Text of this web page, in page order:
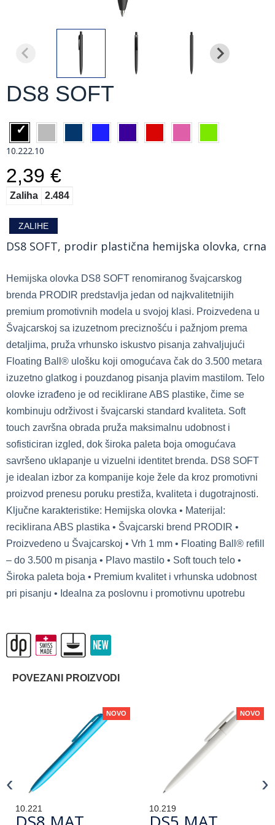
DS8 SOFT
10.222.10
2,39 €
Zaliha 2.484
ZALIHE
DS8 SOFT, prodir plastična hemijska olovka, crna
Hemijska olovka DS8 SOFT renomiranog švajcarskog
brenda PRODIR predstavlja jedan od najkvalitetnijih
premium promotivnih modela u svojoj klasi. Proizvedena u
Švajcarskoj sa izuzetnom preciznošću i pažnjom prema
detaljima, pruža vrhunsko iskustvo pisanja zahvaljujući
Floating Ball® ulošku koji omogućava čak do 3.500 metara
izuzetno glatkog i pouzdanog pisanja plavim mastilom. Telo
olovke izrađeno je od reciklirane ABS plastike, čime se
kombinuju održivost i švajcarski standard kvaliteta. Soft
touch završna obrada pruža maksimalnu udobnost i
sofisticiran izgled, dok široka paleta boja omogućava
savršeno uklapanje u vizuelni identitet brenda. DS8 SOFT
je idealan izbor za kompanije koje žele da kroz promotivni
proizvod prenesu poruku prestiža, kvaliteta i dugotrajnosti.
Ključne karakteristike: Hemijska olovka • Materijal:
reciklirana ABS plastika • Švajcarski brend PRODIR •
Proizvedeno u Švajcarskoj • Vrh 1 mm • Floating Ball® refill
– do 3.500 m pisanja • Plavo mastilo • Soft touch telo •
Široka paleta boja • Premium kvalitet i vrhunska udobnost
pri pisanju • Idealna za poslovnu i promotivnu upotrebu
POVEZANI PROIZVODI
NOVO
10.221
NOVO
10.219
‹ ›